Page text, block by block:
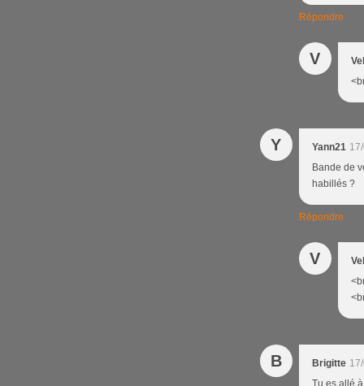
Répondre
V
Y Yann21
Bande de
habillés ?
Répondre
V
B Brigitte
Tu es allé